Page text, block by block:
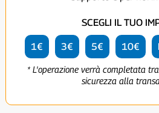
SCEGLI IL TUO
1€ 3€ 5€ 10€
* L'operazione verrà completata
sicurezza alla